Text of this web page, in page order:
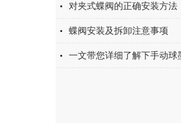
对夹式蝶阀的正确安装方法
蝶阀安装及拆卸注意事项